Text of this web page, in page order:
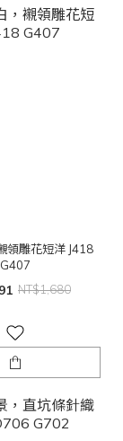
領雕花短洋 J418
G407
NT$1,680